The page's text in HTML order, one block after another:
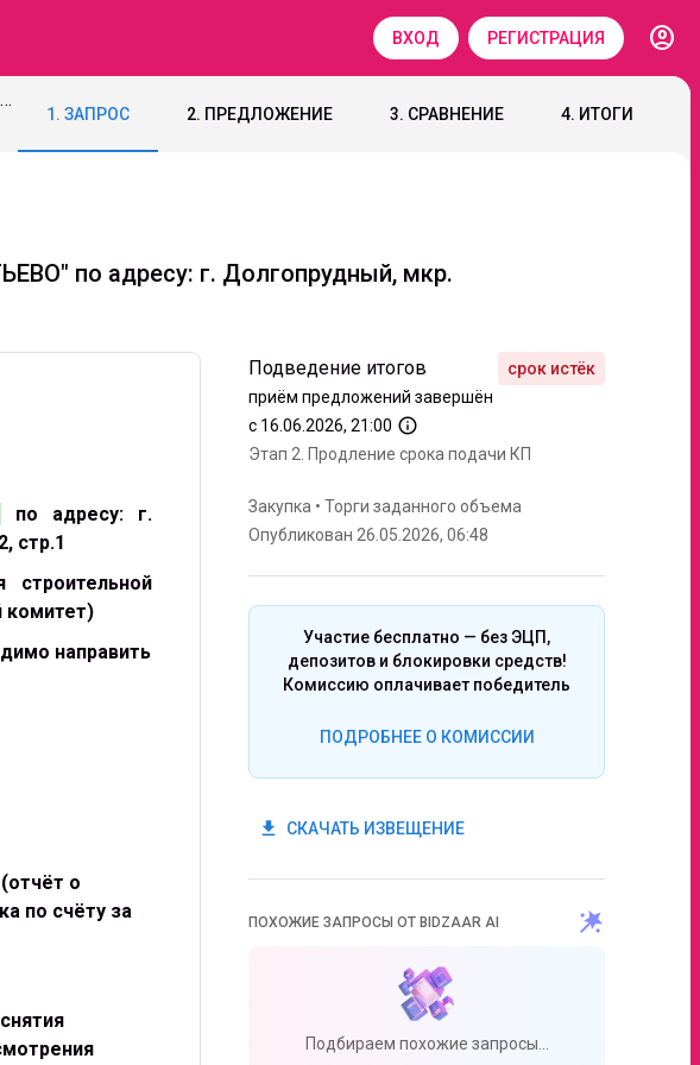
ВХОД РЕГИСТРАЦИЯ
account_circle
81-26.17.2 Замена окон на объекте ООО "ЭЛМА-ШЕРЕМЕТЬЕВО" по адресу: г. Долгопрудный, мкр. Шереметьевский, ул. Южная, дом 1
1. ЗАПРОС 2. ПРЕДЛОЖЕНИЕ 3. СРАВНЕНИЕ 4. ИТОГИ
по адресу: г. Долгопрудный, мкр.
по адресу: г.
стр.1
комитет)
направить
о
по счёту за
Подведение итогов
приём предложений завершён
с 16.06.2026, 21:00 info_outline
Этап 2. Продление срока подачи КП
Закупка • Торги заданного объема
Опубликован 26.05.2026, 06:48
Участие бесплатно — без ЭЦП,
депозитов и блокировки средств!
Комиссию оплачивает победитель
ПОДРОБНЕЕ О КОМИССИИ
get_app СКАЧАТЬ ИЗВЕЩЕНИЕ
ПОХОЖИЕ ЗАПРОСЫ ОТ BIDZAAR AI
Подбираем похожие запросы...